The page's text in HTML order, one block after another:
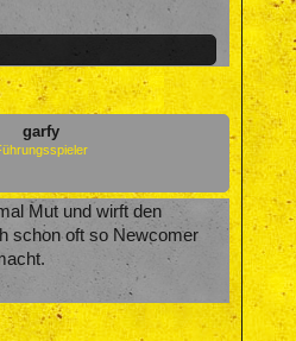
garfy
Mut und wirft den
schon oft so Newcomer